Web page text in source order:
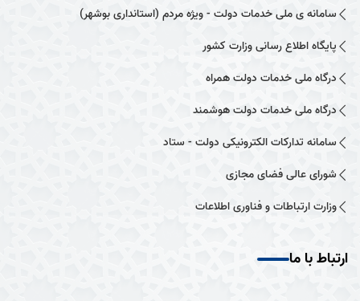
سامانه ی ملی خدمات دولت - ویژه مردم (استانداری بوشهر)
پایگاه اطلاع رسانی وزارت کشور
درگاه ملی خدمات دولت همراه
درگاه ملی خدمات دولت هوشمند
سامانه تدارکات الکترونیکی دولت - ستاد
شورای عالی فضای مجازی
وزارت ارتباطات و فناوری اطلاعات
ارتباط با ما